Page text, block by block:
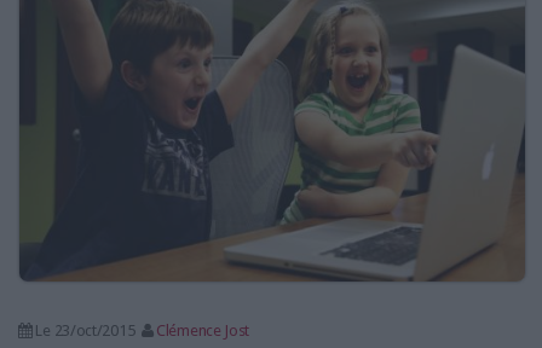
Le 23/oct/2015
Clémence Jost